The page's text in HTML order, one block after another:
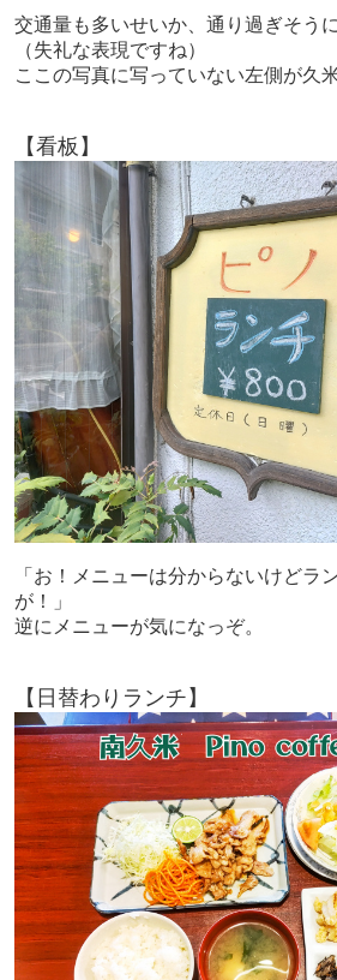
交通量も多いせいか、通り過ぎそう
（失礼な表現ですね）
ここの写真に写っていない左側が久
【看板】
「お！メニューは分からないけどラ
が！」
逆にメニューが気になっぞ。
【日替わりランチ】